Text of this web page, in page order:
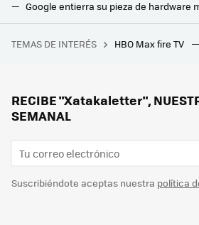
28 autoras para informarse y
TEMAS DE INTERÉS HBO Max fire TV
RECIBE "Xatakaletter",
SEMANAL
Suscribiéndote aceptas nuestra política